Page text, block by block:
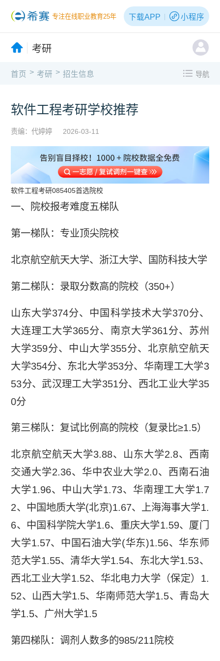
专注在线职业教育25年 下载APP 小程序
考研
首页 > 考研 > 招生信息 导航
软件工程考研学校推荐
责编：代婷婷 2026-03-11
软件工程考研085405首选院校
一、院校报考难度五梯队
第一梯队：专业顶尖院校
北京航空航天大学、浙江大学、国防科技大学
第二梯队：录取分数高的院校（350+）
山东大学374分、中国科学技术大学370分、
大连理工大学365分、南京大学361分、苏州
大学359分、中山大学355分、北京航空航天
大学354分、东北大学353分、华南理工大学3
53分、武汉理工大学351分、西北工业大学35
0分
第三梯队：复试比例高的院校（复录比≥1.5）
北京航空航天大学3.88、山东大学2.8、西南
交通大学2.36、华中农业大学2.0、西南石油
大学1.96、中山大学1.73、华南理工大学1.7
2、中国地质大学(北京)1.67、上海海事大学1.
6、中国科学院大学1.6、重庆大学1.59、厦门
大学1.57、中国石油大学(华东)1.56、华东师
范大学1.55、清华大学1.54、东北大学1.53、
西北工业大学1.52、华北电力大学（保定）1.
52、山西大学1.5、华南师范大学1.5、青岛大
学1.5、广州大学1.5
第四梯队：调剂人数多的985/211院校